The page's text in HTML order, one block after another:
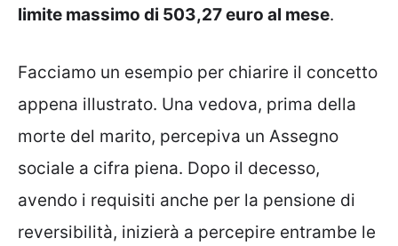
limite massimo di 503,27 euro al mese.
Facciamo un esempio per chiarire il concetto
appena illustrato. Una vedova, prima della
morte del marito, percepiva un Assegno
sociale a cifra piena. Dopo il decesso,
avendo i requisiti anche per la pensione di
reversibilità, inizierà a percepire entrambe le